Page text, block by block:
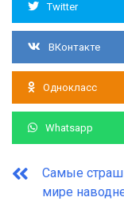
Twitter
ВКонтакте
Однокласс
Whatsapp
Самые
мире